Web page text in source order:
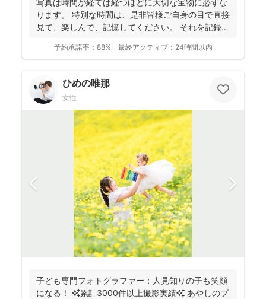
ります。 特別な時間は、是非皆様ご自身の目で直接
見て、楽しんで、記憶してください。 それを記録す
予約承諾率： 88% 最終アクティブ： 24時間以内
ひめの唯那
女性
子ども専門フォトグラファー：人見知りの子も笑顔
になる！ ✨累計3000件以上撮影実績✨ あやしのプ